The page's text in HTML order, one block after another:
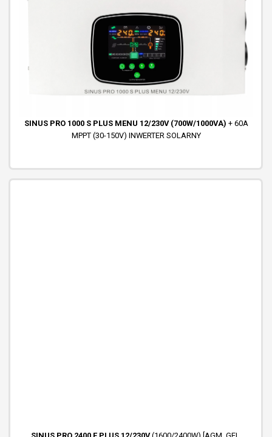
SINUS PRO 1000 S PLUS MENU 12/230V (700W/1000VA) + 60A
MPPT (30-150V) INWERTER SOLARNY